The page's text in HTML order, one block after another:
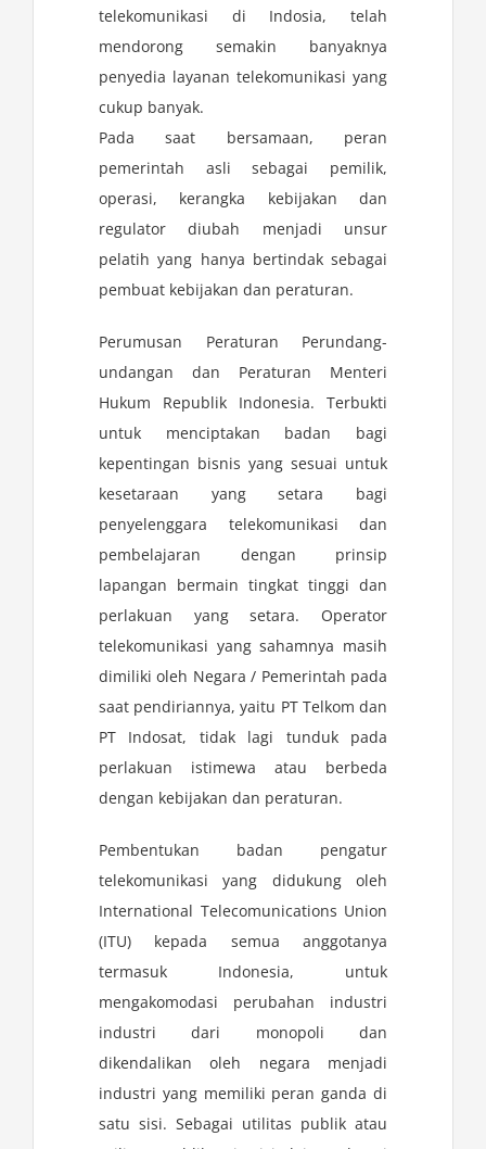
telekomunikasi di Indosia, telah
mendorong semakin banyaknya
penyedia layanan telekomunikasi yang
cukup banyak.
Pada saat bersamaan, peran
pemerintah asli sebagai pemilik,
operasi, kerangka kebijakan dan
regulator diubah menjadi unsur
pelatih yang hanya bertindak sebagai
pembuat kebijakan dan peraturan.
Perumusan Peraturan Perundang-
undangan dan Peraturan Menteri
Hukum Republik Indonesia. Terbukti
untuk menciptakan badan bagi
kepentingan bisnis yang sesuai untuk
kesetaraan yang setara bagi
penyelenggara telekomunikasi dan
pembelajaran dengan prinsip
lapangan bermain tingkat tinggi dan
perlakuan yang setara. Operator
telekomunikasi yang sahamnya masih
dimiliki oleh Negara / Pemerintah pada
saat pendiriannya, yaitu PT Telkom dan
PT Indosat, tidak lagi tunduk pada
perlakuan istimewa atau berbeda
dengan kebijakan dan peraturan.
Pembentukan badan pengatur
telekomunikasi yang didukung oleh
International Telecomunications Union
(ITU) kepada semua anggotanya
termasuk Indonesia, untuk
mengakomodasi perubahan industri
industri dari monopoli dan
dikendalikan oleh negara menjadi
industri yang memiliki peran ganda di
satu sisi. Sebagai utilitas publik atau